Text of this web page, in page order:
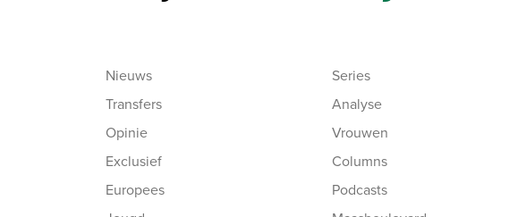
Nieuws
Transfers
Opinie
Exclusief
Europees
Series
Analyse
Vrouwen
Columns
Podcasts